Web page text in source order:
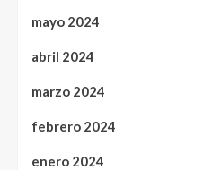
mayo 2024
abril 2024
marzo 2024
febrero 2024
enero 2024